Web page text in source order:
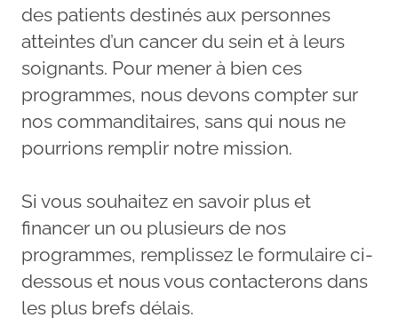
des patients destinés aux personnes
atteintes d’un cancer du sein et à leurs
soignants. Pour mener à bien ces
programmes, nous devons compter sur
nos commanditaires, sans qui nous ne
pourrions remplir notre mission.
Si vous souhaitez en savoir plus et
financer un ou plusieurs de nos
programmes, remplissez le formulaire ci-
dessous et nous vous contacterons dans
les plus brefs délais.